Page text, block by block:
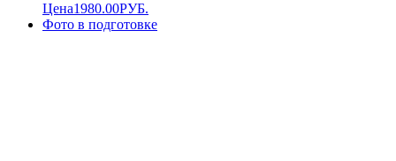
Цена1980.00РУБ.
Фото в подготовке